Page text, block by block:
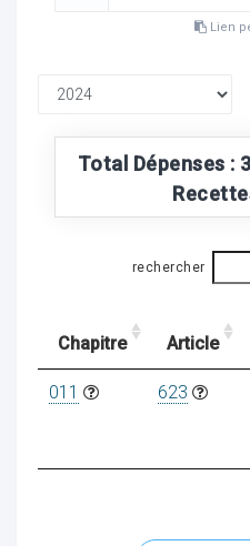
Lien
Total Dépenses
rechercher
Chapitre Article
011 623